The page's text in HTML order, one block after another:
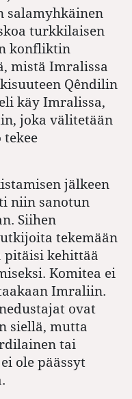
salamyhkäinen
turkkilaisen
konfliktin
mistä Imralissa
Qêndilin
käy Imralissa,
joka välitetään
jälkeen
niin sanotun
Siihen
tekemään
pitäisi kehittää
Komitea ei
Imraliin.
ovat
siellä, mutta
tai
ole päässyt